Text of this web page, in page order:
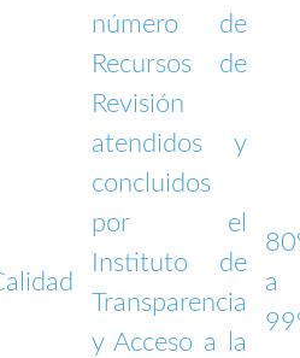
número de
Recursos de
Revisión
atendidos y
concluidos
por el
Instituto de
Transparencia
y Acceso a la
a